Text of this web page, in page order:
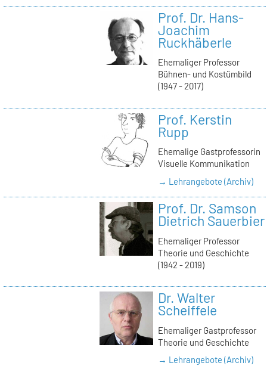
Prof. Dr. Hans-
Joachim
Ruckhäberle
Ehemaliger Professor
Bühnen- und Kostümbild
(1947 - 2017)
Prof. Kerstin
Rupp
Ehemalige Gastprofessorin
Visuelle Kommunikation
→ Lehrangebote (Archiv)
Prof. Dr. Samson
Dietrich Sauerbier
Ehemaliger Professor
Theorie und Geschichte
(1942 - 2019)
Dr. Walter
Scheiffele
Ehemaliger Gastprofessor
Theorie und Geschichte
→ Lehrangebote (Archiv)